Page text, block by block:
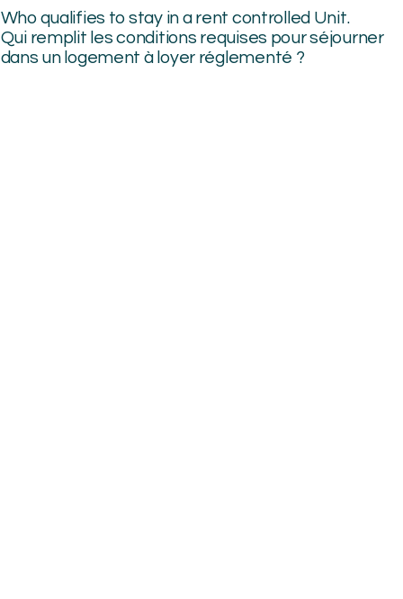
Who qualifies to stay in a rent controlled Unit.
Qui remplit les conditions requises pour séjourner
dans un logement à loyer réglementé ?